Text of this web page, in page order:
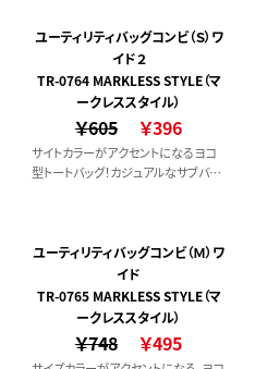
ユーティリティバッグコンビ（Ｓ）ワ
イド２
TR-0764 MARKLESS STYLE（マ
ークレススタイル）
￥605 ￥396
サイトカラーがアクセントになるヨコ
型トートバッグ！カジュアルなサブバッ
ユーティリティバッグコンビ（Ｍ）ワ
イド
TR-0765 MARKLESS STYLE（マ
ークレススタイル）
￥748 ￥495